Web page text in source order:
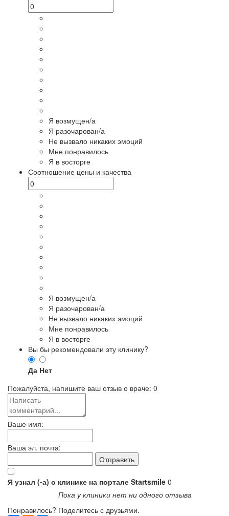
Я возмущен/а
Я разочарован/а
Не вызвало никаких эмоций
Мне понравилось
Я в восторге
Соотношение цены и качества
Я возмущен/а
Я разочарован/а
Не вызвало никаких эмоций
Мне понравилось
Я в восторге
Вы бы рекомендовали эту клинику?
Да Нет
Пожалуйста, напишите ваш отзыв о враче: 0
Ваше имя:
Ваша эл. почта:
Я узнал (-а) о клинике на портале Startsmile 0
Пока у клиники нет ни одного отзыва
Понравилось? Поделитесь с друзьями.